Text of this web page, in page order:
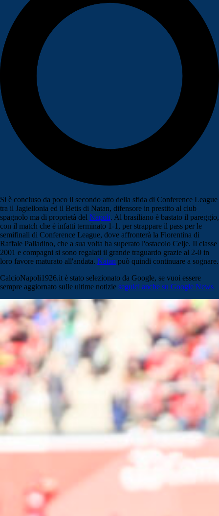
Si è concluso da poco il secondo atto della sfida di Conference League
tra il Jagiellonia ed il Betis di Natan, difensore in prestito al club
spagnolo ma di proprietà del Napoli. Al brasiliano è bastato il pareggio,
con il match che è infatti terminato 1-1, per strappare il pass per le
semifinali di Conference League, dove affronterà la Fiorentina di
Raffale Palladino, che a sua volta ha superato l'ostacolo Celje. Il classe
2001 e compagni si sono regalati il grande traguardo grazie al 2-0 in
loro favore maturato all'andata. Natan può quindi continuare a sognare.
CalcioNapoli1926.it è stato selezionato da Google, se vuoi essere
sempre aggiornato sulle ultime notizie seguici anche su Google News